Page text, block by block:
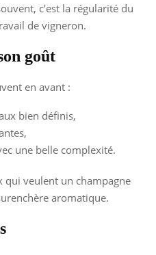
c’est la régularité du
de vigneron.
goût
en avant :
bien définis,
une belle complexité.
qui veulent un champagne
aromatique.